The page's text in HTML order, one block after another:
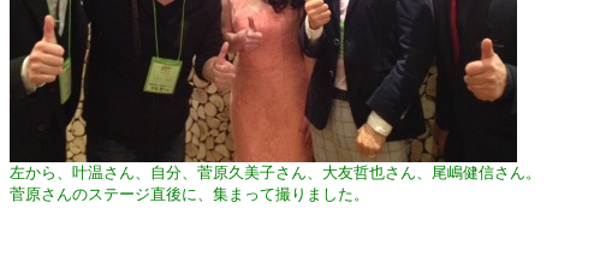
左から、叶温さん、自分、菅原久美子さん、大友哲也さん、尾嶋健信さん。
菅原さんのステージ直後に、集まって撮りました。